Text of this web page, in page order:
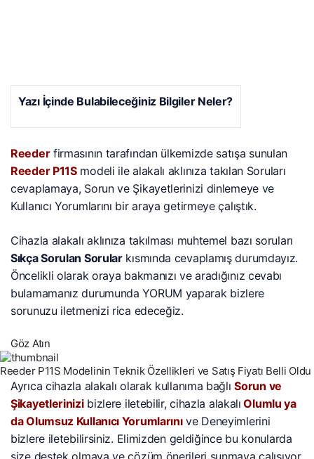
Yazı İçinde Bulabileceğiniz Bilgiler Neler?
Reeder firmasının tarafından ülkemizde satışa sunulan
Reeder P11S modeli ile alakalı aklınıza takılan Soruları
cevaplamaya, Sorun ve Şikayetlerinizi dinlemeye ve
Kullanıcı Yorumlarını bir araya getirmeye çalıştık.
Cihazla alakalı aklınıza takılması muhtemel bazı soruları
Sıkça Sorulan Sorularkısmında cevaplamış durumdayız.
Öncelikli olarak oraya bakmanızı ve aradığınız cevabı
bulamamanız durumunda YORUM yaparak bizlere
sorunuzu iletmenizi rica edeceğiz.
Göz Atın
Reeder P11S Modelinin Teknik Özellikleri ve Satış Fiyatı Belli Oldu
Ayrıca cihazla alakalı olarak kullanıma bağlıSorun ve
Şikayetlerinizibizlere iletebilir, cihazla alakalı Olumlu ya
da Olumsuz Kullanıcı Yorumlarını ve Deneyimlerini
bizlere iletebilirsiniz. Elimizden geldiğince bu konularda